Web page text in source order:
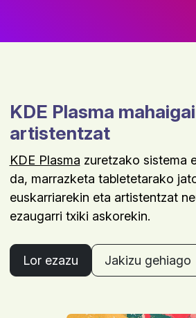
KDE Plasma
artistentzat
KDE Plasma zuretzako sistema
da, marrazketa tabletetarako
euskarriarekin eta artistentzat
ezaugarri txiki askorekin.
Lor ezazu Jakizu gehiago